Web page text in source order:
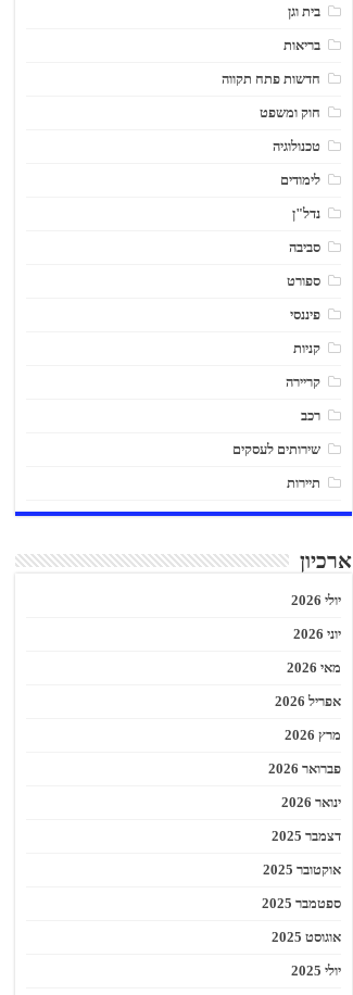
בית וגן
בריאות
חדשות פתח תקווה
חוק ומשפט
טכנולוגיה
לימודים
נדל"ן
סביבה
ספורט
פיננסי
קניות
קריירה
רכב
שירותים לעסקים
תיירות
ארכיון
יולי 2026
יוני 2026
מאי 2026
אפריל 2026
מרץ 2026
פברואר 2026
ינואר 2026
דצמבר 2025
אוקטובר 2025
ספטמבר 2025
אוגוסט 2025
יולי 2025